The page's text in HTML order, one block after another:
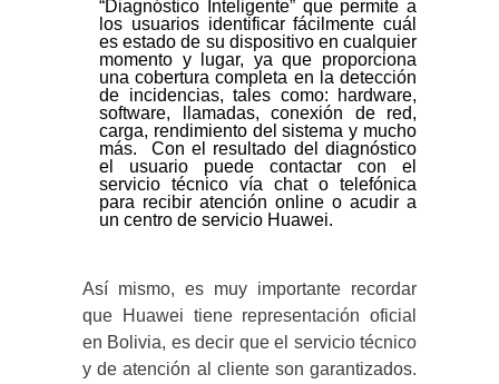
“Diagnóstico Inteligente” que permite a
los usuarios identificar fácilmente cuál
es estado de su dispositivo en cualquier
momento y lugar, ya que proporciona
una cobertura completa en la detección
de incidencias, tales como: hardware,
software, llamadas, conexión de red,
carga, rendimiento del sistema y mucho
más. Con el resultado del diagnóstico
el usuario puede contactar con el
servicio técnico vía chat o telefónica
para recibir atención online o acudir a
un centro de servicio Huawei.
Así mismo, es muy importante recordar
que Huawei tiene representación oficial
en Bolivia, es decir que el servicio técnico
y de atención al cliente son garantizados.